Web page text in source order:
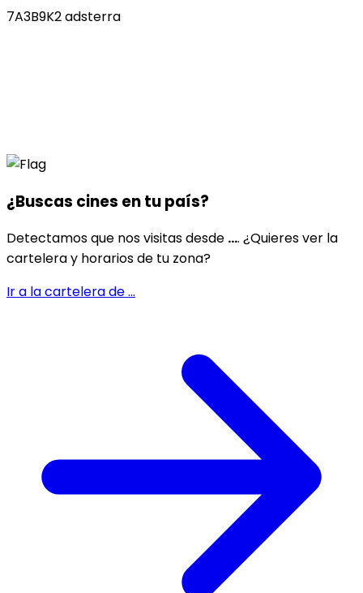
7A3B9K2 adsterra
¿Buscas cines entu país?
Detectamos que nos visitas desde .... ¿Quieres ver la
cartelera y horarios de tu zona?
Ir a la cartelera de...